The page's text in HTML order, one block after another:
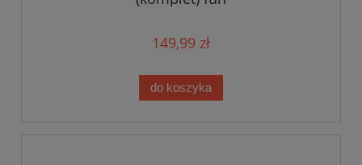
149,99 zł
do koszyka